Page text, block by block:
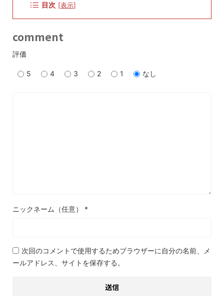
目次 [表示]
comment
評価
5 4 3 2 1 なし
ニックネーム（任意） *
次回のコメントで使用するためブラウザーに自分の名前、メ
ールアドレス、サイトを保存する。